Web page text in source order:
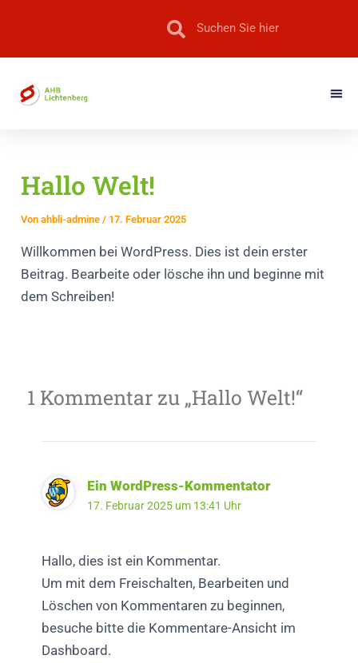
springen
Suche Suche
Hallo Welt!
Vonahbli-admine/ 17. Februar 2025
Willkommen bei WordPress. Dies ist dein erster
Beitrag. Bearbeite oder lösche ihn und beginne mit
dem Schreiben!
1 Kommentar zu „Hallo Welt!“
Ein WordPress-Kommentator
17. Februar 2025 um 13:41 Uhr
Hallo, dies ist ein Kommentar.
Um mit dem Freischalten, Bearbeiten und
Löschen von Kommentaren zu beginnen,
besuche bitte die Kommentare-Ansicht im
Dashboard.